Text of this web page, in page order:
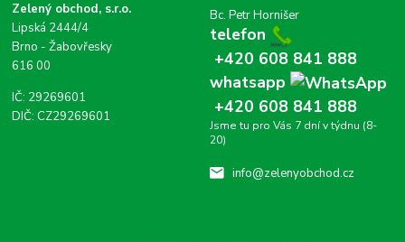
Zelený obchod, s.r.o.
Lipská 2444/4
Brno - Žabovřesky
616 00
IČ: 29269601
DIČ: CZ29269601
Bc. Petr Hornišer
telefon
+420 608 841 888
whatsapp
+420 608 841 888
Jsme tu pro Vás 7 dní v týdnu (8-
20)
info@zelenyobchod.cz